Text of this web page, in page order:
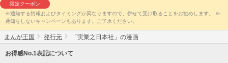
限定クーポン
※通知する情報およびタイミングが異なりますので、併せて受け取ることをお勧めします。 ※
通知をしないキャンペーンもあります。ご了承ください。
まんが王国 発行元 「実業之日本社」の漫画
お得感No.1表記について